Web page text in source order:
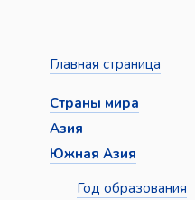
Главная страница
Страны мира
Азия
Южная Азия
Год образования